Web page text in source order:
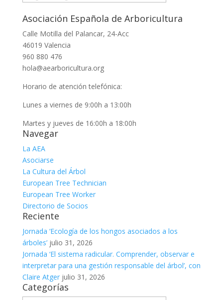
Asociación Española de Arboricultura
Calle Motilla del Palancar, 24-Acc
46019 Valencia
960 880 476
hola@aearboricultura.org
Horario de atención telefónica:
Lunes a viernes de 9:00h a 13:00h
Martes y jueves de 16:00h a 18:00h
Navegar
La AEA
Asociarse
La Cultura del Árbol
European Tree Technician
European Tree Worker
Directorio de Socios
Reciente
Jornada ‘Ecología de los hongos asociados a los
árboles’ julio 31, 2026
Jornada ‘El sistema radicular. Comprender, observar e
interpretar para una gestión responsable del árbol’, con
Claire Atger julio 31, 2026
Categorías